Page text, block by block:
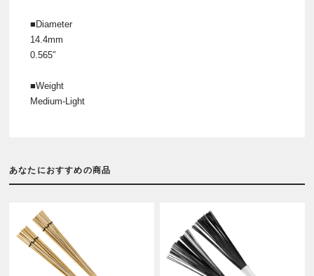
■Diameter
14.4mm
0.565″
■Weight
Medium-Light
あなたにおすすめの商品